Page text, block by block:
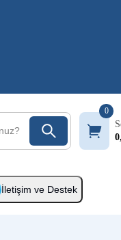
0
İletişim ve Destek